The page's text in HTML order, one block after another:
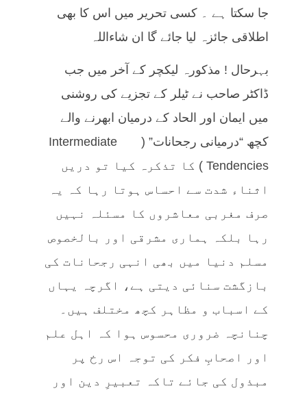
جا سکتا ہے ۔ کسی تحریر میں اس کا بھی
اطلاقی جائزہ لیا جائے گا ان شاءاللہ
بہرحال ! مذکورہ لیکچر کے آخر میں جب
ڈاکٹر صاحب نے ٹیلر کے تجزیے کی روشنی
میں ایمان اور الحاد کے درمیان ابھرنے والے
کچھ “درمیانی رجحانات” (Intermediate
Tendencies) کا تذکرہ کیا تو دریں
اثناء شدت سے احساس ہوتا رہا کہ یہ
صرف مغربی معاشروں کا مسئلہ نہیں
رہا بلکہ ہماری مشرقی اور بالخصوص
مسلم دنیا میں بھی انہی رجحانات کی
بازگشت سنائی دیتی ہے، اگرچہ یہاں
کے اسباب و مظاہر کچھ مختلف ہیں۔
چنانچہ ضروری محسوس ہوا کہ اہل علم
اور اصحابِ فکر کی توجہ اس رخ پر
مبذول کی جائے تاکہ تعبیرِ دین اور